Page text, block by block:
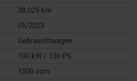
38.029 km
05/2023
Gebrauchtwagen
100 kW / 136 PS
1500 ccm